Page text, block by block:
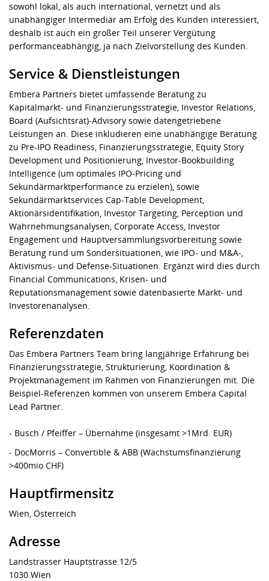
sowohl lokal, als auch international, vernetzt und als
unabhängiger Intermediär am Erfolg des Kunden interessiert,
deshalb ist auch ein großer Teil unserer Vergütung
performanceabhängig, ja nach Zielvorstellung des Kunden.
Service & Dienstleistungen
Embera Partners bietet umfassende Beratung zu
Kapitalmarkt- und Finanzierungsstrategie, Investor Relations,
Board (Aufsichtsrat)-Advisory sowie datengetriebene
Leistungen an. Diese inkludieren eine unabhängige Beratung
zu Pre-IPO Readiness, Finanzierungsstrategie, Equity Story
Development und Positionierung, Investor-Bookbuilding
Intelligence (um optimales IPO-Pricing und
Sekundärmarktperformance zu erzielen), sowie
Sekundärmarktservices Cap-Table Development,
Aktionärsidentifikation, Investor Targeting, Perception und
Wahrnehmungsanalysen, Corporate Access, Investor
Engagement und Hauptversammlungsvorbereitung sowie
Beratung rund um Sondersituationen, wie IPO- und M&A-,
Aktivismus- und Defense-Situationen. Ergänzt wird dies durch
Financial Communications, Krisen- und
Reputationsmanagement sowie datenbasierte Markt- und
Investorenanalysen.
Referenzdaten
Das Embera Partners Team bring langjährige Erfahrung bei
Finanzierungsstrategie, Strukturierung, Koordination &
Projektmanagement im Rahmen von Finanzierungen mit. Die
Beispiel-Referenzen kommen von unserem Embera Capital
Lead Partner.
- Busch / Pfeiffer – Übernahme (insgesamt >1Mrd. EUR)
- DocMorris – Convertible & ABB (Wachstumsfinanzierung
>400mio CHF)
Hauptfirmensitz
Wien, Österreich
Adresse
Landstrasser Hauptstrasse 12/5
1030 Wien